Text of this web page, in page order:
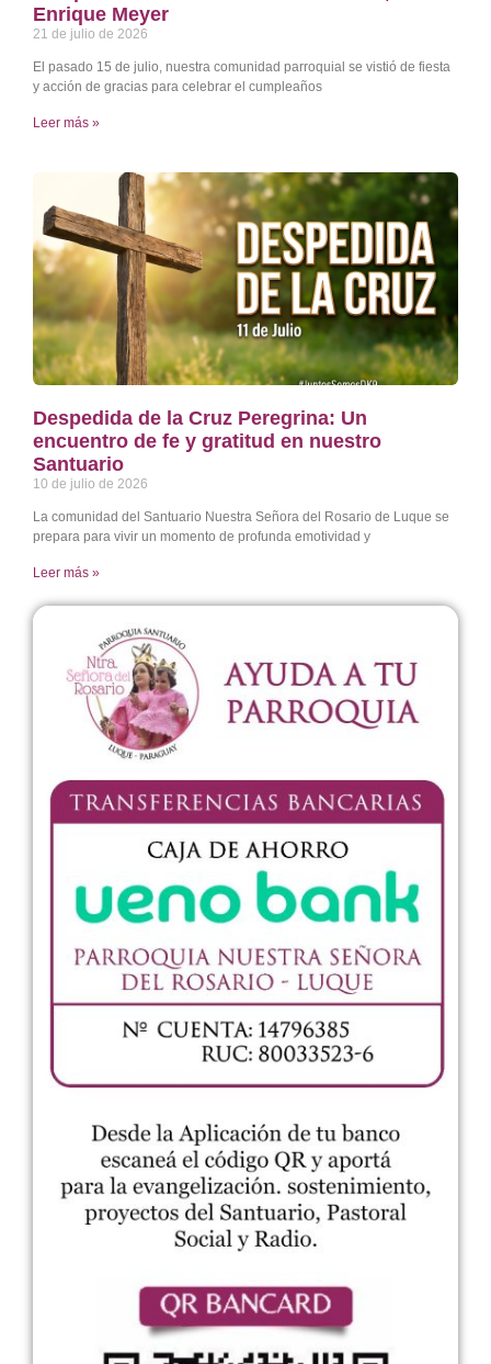
Enrique Meyer
21 de julio de 2026
El pasado 15 de julio, nuestra comunidad parroquial se vistió de fiesta
y acción de gracias para celebrar el cumpleaños
Leer más »
Despedida de la Cruz Peregrina: Un
encuentro de fe y gratitud en nuestro
Santuario
10 de julio de 2026
La comunidad del Santuario Nuestra Señora del Rosario de Luque se
prepara para vivir un momento de profunda emotividad y
Leer más »